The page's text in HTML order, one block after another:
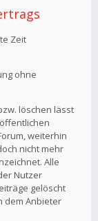
Zeit
ohne
löschen lässt
weiterhin
nicht mehr
Alle
Nutzer
gelöscht
dem Anbieter